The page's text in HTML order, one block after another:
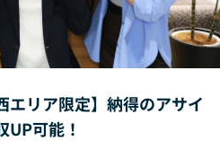
エリア限定】納得のアサイ
UP可能！